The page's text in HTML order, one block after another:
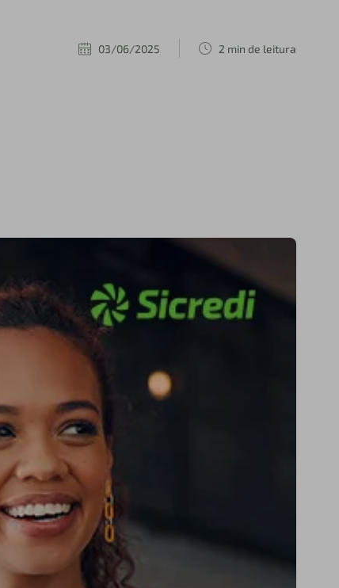
03/06/2025 2 min de leitura